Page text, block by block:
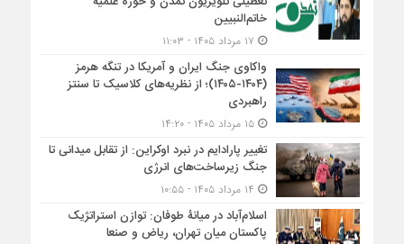
خاتم‌النبیین
واکاوی جنگ ایران و آمریکا در تنگه هرمز
(۱۴۰۴-۱۴۰۵)؛ از نظریه‌های کلاسیک تا سنتز
راهبردی
۱۵ مرداد ۱۴۰۵ - ۱۴:۲۰
تغییر پارادایم در نبرد اوکراین: از تقابل میدانی تا
جنگ زیرساخت‌های انرژی
اسلام‌آباد در میانۀ طوفان: توازن استراتژیک
پاکستان میان تهران، ریاض و صنعا